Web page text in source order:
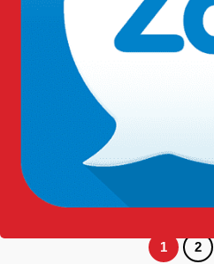
Ủng Cao Su Trắng Đế
Vàng TGP 015
0
1 2